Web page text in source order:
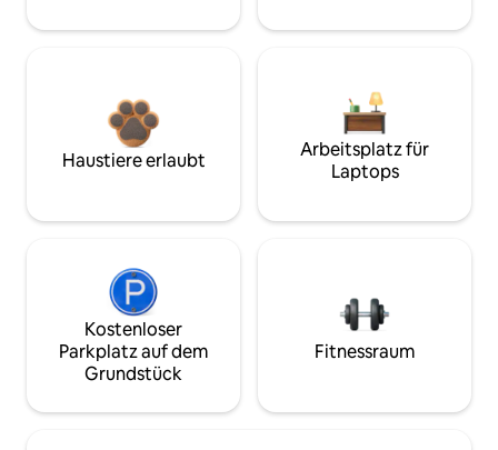
Haustiere erlaubt
Arbeitsplatz für
Laptops
Kostenloser
Parkplatz auf dem
Grundstück
Fitnessraum